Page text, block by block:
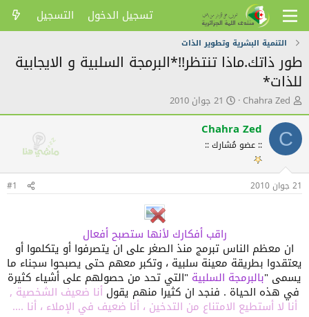
تسجيل الدخول التسجيل
التنمية البشرية وتطوير الذات
طور ذاتك.ماذا تنتظر!!*البرمجة السلبية و الايجابية
للذات*
ك
ا
ت
ب
ا
م
و
ض
Chahra Zed ت
ا
ر
ي
خ
ل
ش
21 جوان 2010
C
Chahra Zed
:: عضو مُشارك ::
21 جوان 2010 #1
راقب أفكارك لأنها ستصبح أفعال
ان معظم الناس تبرمج منذ الصغر على ان يتصرفوا أو يتكلموا أو
يعتقدوا بطريقة معينة سلبية ، وتكبر معهم حتى يصبحوا سجناء ما
يسمى "بالبرمجة السلبية "التي تحد من حصولهم على أشياء كثيرة
في هذه الحياة . فنجد ان كثيرا منهم يقول أنا ضعيف الشخصية ,
أنا لاأستطيع الامتناع من التدخين ، أنا ضعيف في الإملاء ، أنا ....